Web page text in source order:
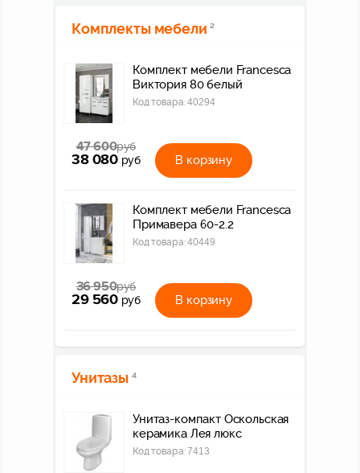
Комплекты мебели 2
Комплект мебели Francesca
Виктория 80 белый
Код товара:40294
47 600руб
38 080 руб В корзину
Комплект мебели Francesca
Примавера 60-2.2
Код товара:40449
36 950руб
29 560 руб В корзину
Унитазы 4
Унитаз-компакт Оскольская
керамика Лея люкс
Код товара:7413